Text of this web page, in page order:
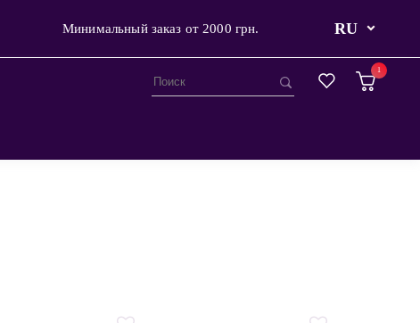
Минимальный заказ от 2000 грн. RU
1